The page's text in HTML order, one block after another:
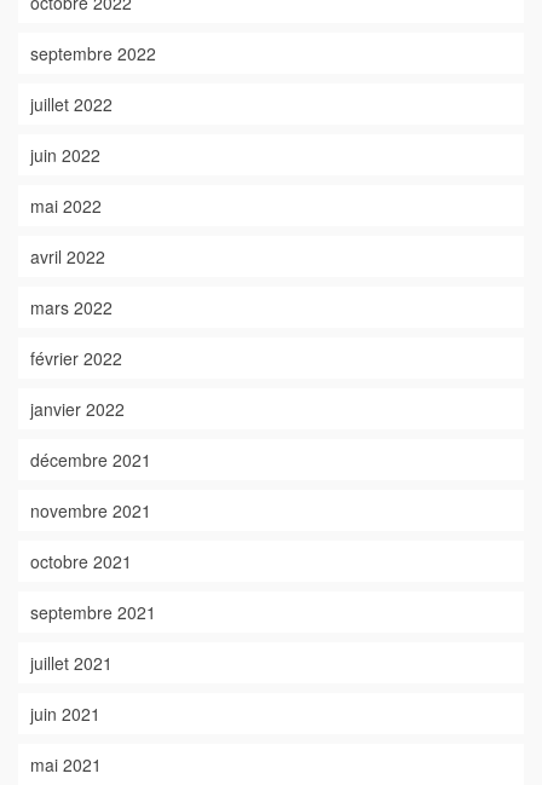
septembre 2022
juillet 2022
juin 2022
mai 2022
avril 2022
mars 2022
février 2022
janvier 2022
décembre 2021
novembre 2021
octobre 2021
septembre 2021
juillet 2021
juin 2021
mai 2021